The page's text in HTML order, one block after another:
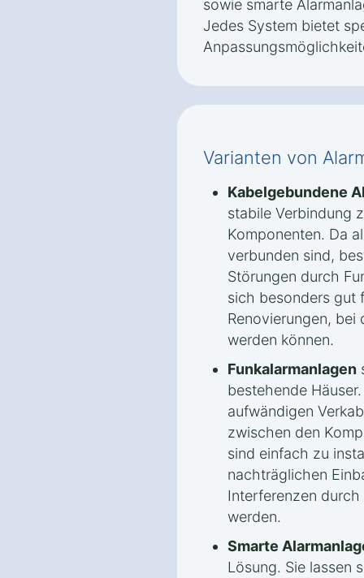
sowie smarte
Jedes System bietet
Varianten von
Kabelgebundene
stabile Verbindung
Komponenten. Da
verbunden sind,
Störungen durch
sich besonders gut
Renovierungen,
werden können.
Funkalarmanlagen
bestehende
aufwändigen
zwischen den
sind einfach zu
nachträglichen
Interferenzen
werden.
Smarte
Lösung. Sie lassen